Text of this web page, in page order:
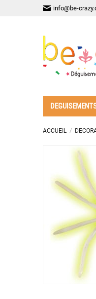
info@be-
ACCUEIL /